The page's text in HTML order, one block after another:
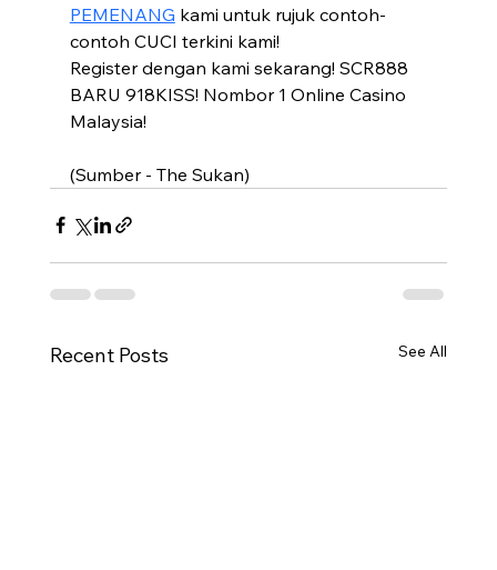
PEMENANG kami untuk rujuk contoh-
contoh CUCI terkini kami!
Register dengan kami sekarang! SCR888
BARU 918KISS! Nombor 1 Online Casino
Malaysia!
(Sumber - The Sukan)
Recent Posts See All